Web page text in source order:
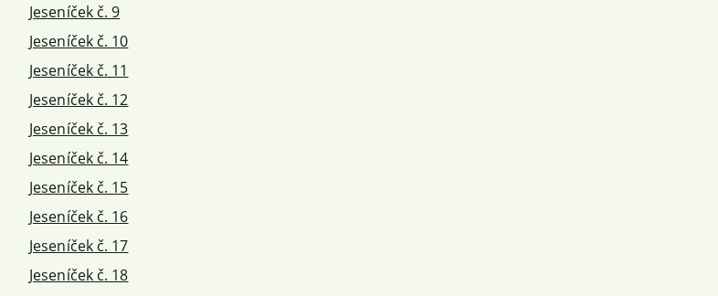
Jeseníček č. 9
Jeseníček č. 10
Jeseníček č. 11
Jeseníček č. 12
Jeseníček č. 13
Jeseníček č. 14
Jeseníček č. 15
Jeseníček č. 16
Jeseníček č. 17
Jeseníček č. 18